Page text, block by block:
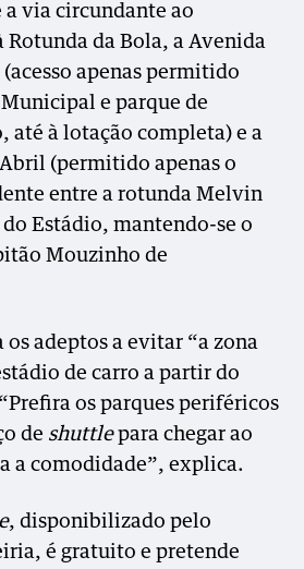
a via circundante ao
Rotunda da Bola, a Avenida
apenas permitido
e parque de
até à lotação completa) e a
(permitido apenas o
entre a rotunda Melvin
Estádio, mantendo-se o
Mouzinho de
os adeptos a evitar “a zona
de carro a partir do
os parques periféricos
de shuttlepara chegar ao
a comodidade”, explica.
, disponibilizado pelo
é gratuito e pretende